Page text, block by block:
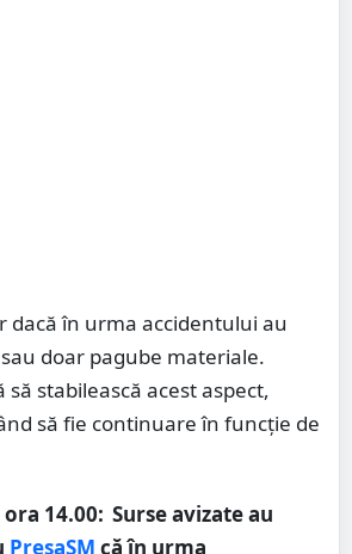
dacă în urma accidentului au
doar pagube materiale.
stabilească acest aspect,
să fie continuare în funcție de
ora 14.00: Surse avizate au
PresaSM că în urma